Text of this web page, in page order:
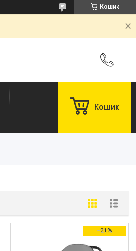
Кошик
Кошик
–21%